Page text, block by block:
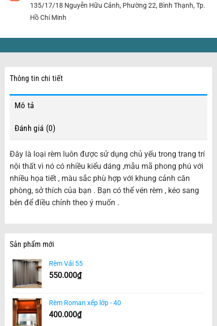
135/17/18 Nguyễn Hữu Cảnh, Phường 22, Bình Thạnh, Tp.
Hồ Chí Minh
Thông tin chi tiết
Mô tả
Đánh giá (0)
Đây là loại rèm luôn được sử dụng chủ yếu trong trang trí
nội thất vì nó có nhiều kiểu dáng ,mẫu mã phong phú với
nhiều họa tiết , màu sắc phù hợp với khung cảnh căn
phòng, sở thích của bạn . Bạn có thể vén rèm , kéo sang
bên để điều chỉnh theo ý muốn .
Sản phẩm mới
Rèm Vải 55
550.000₫
Rèm Roman xếp lớp - 40
400.000₫